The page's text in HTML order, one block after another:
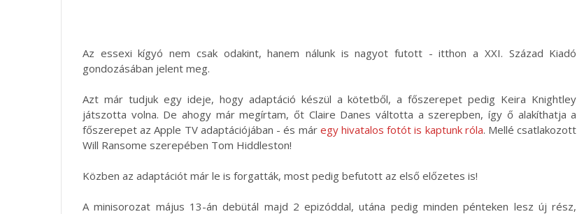
Az essexi kígyó nem csak odakint, hanem nálunk is nagyot futott - itthon a XXI. Század Kiadó
gondozásában jelent meg.
Azt már tudjuk egy ideje, hogy adaptáció készül a kötetből, a főszerepet pedig Keira Knightley
játszotta volna. De ahogy már megírtam, őt Claire Danes váltotta a szerepben, így ő alakíthatja a
főszerepet az Apple TV adaptációjában - és már egy hivatalos fotót is kaptunk róla. Mellé csatlakozott
Will Ransome szerepében Tom Hiddleston!
Közben az adaptációt már le is forgatták, most pedig befutott az első előzetes is!
A minisorozat május 13-án debütál majd 2 epizóddal, utána pedig minden pénteken lesz új rész,